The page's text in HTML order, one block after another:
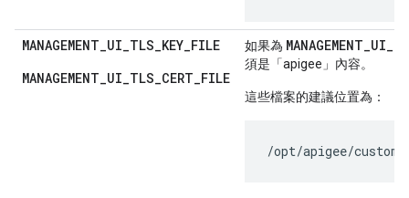
MANAGEMENT_UI_TLS_KEY_FILE
MANAGEMENT_UI_TLS_CERT_FILE
如果為 MANAGEMENT_UI_
須是「apigee」內容。
這些檔案的建議位置為：
/opt/apigee/